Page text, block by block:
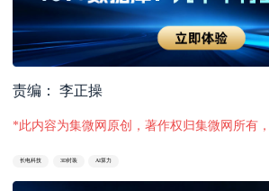
责编： 李正操
*此内容为集微网原创，著作权归集微网所有
长电科技 3D封装 AI算力